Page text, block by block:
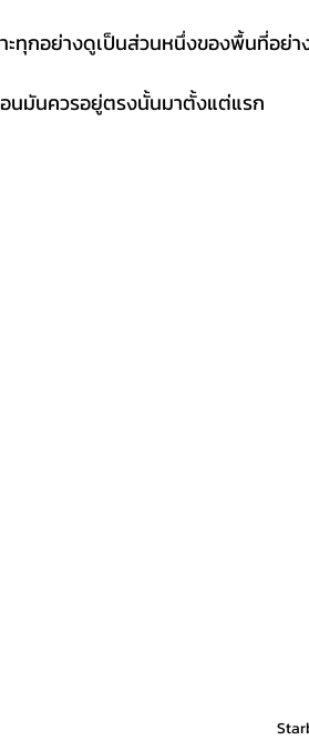
ะทุกอย่างดูเป็นส่วนหนึ่งของพื้นที่อย่
นมันควรอยู่ตรงนั้นมาตั้งแต่แรก